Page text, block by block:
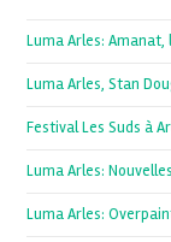
Luma Arles:
Luma Arles, Stan
Festival Les Suds à
Luma Arles:
Luma Arles: